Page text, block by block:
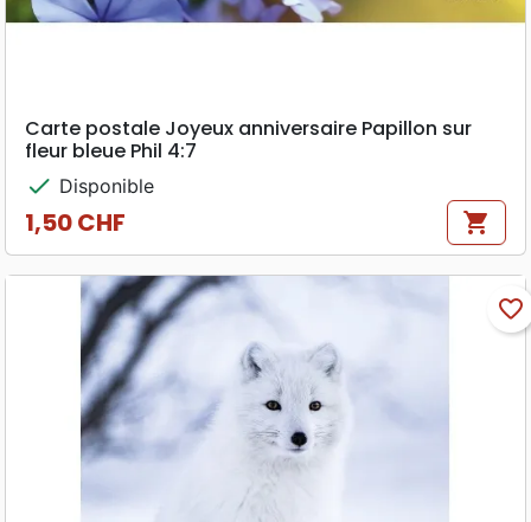
Carte postale Joyeux anniversaire Papillon sur
fleur bleue Phil 4:7
check Disponible
Prix
1,50 CHF shopping_cart
favorite_border